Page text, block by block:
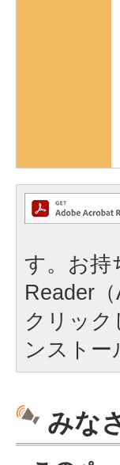
す。お持
Reader
クリッ
ンストー
みな